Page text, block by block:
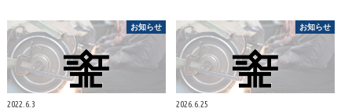
お知らせ
2022.6.3
お知らせ
2026.6.25